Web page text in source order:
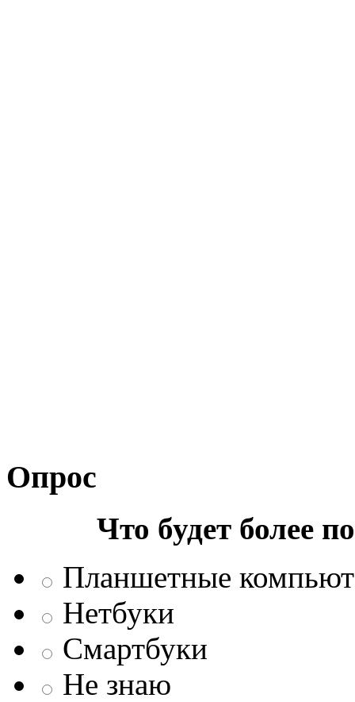
Опрос
Что будет более
Планшетные
Нетбуки
Смартбуки
Не знаю